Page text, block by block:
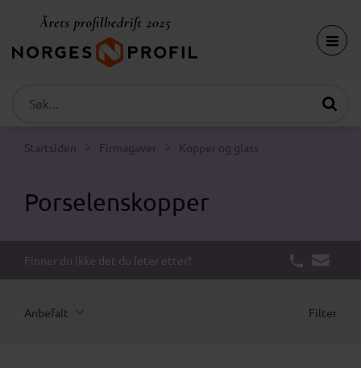
Startsiden Firmagaver Kopper og glass
Porselenskopper
Finner du ikke det du leter etter?
Anbefalt Filter